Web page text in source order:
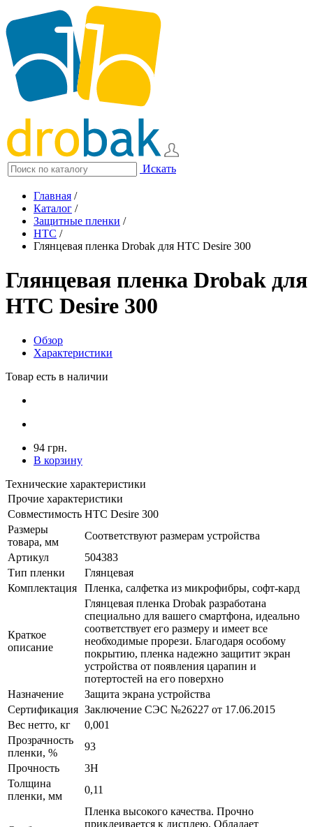
Искать
Главная /
Каталог /
Защитные пленки /
HTC /
Глянцевая пленка Drobak для HTC Desire 300
Глянцевая пленка Drobak для
HTC Desire 300
Обзор
Характеристики
Товар есть в наличии
94 грн.
В корзину
Технические характеристики
Прочие характеристики
Совместимость HTC Desire 300
Размеры
товара, мм
Соответствуют размерам устройства
Артикул
504383
Тип пленки
Глянцевая
Комплектация
Пленка, салфетка из микрофибры, софт-кард
Краткое
описание
Глянцевая пленка Drobak разработана
специально для вашего смартфона, идеально
соответствует его размеру и имеет все
необходимые прорези. Благодаря особому
покрытию, пленка надежно защитит экран
устройства от появления царапин и
потертостей на его поверхно
Назначение
Защита экрана устройства
Сертификация Заключение СЭС №26227 от 17.06.2015
Вес нетто, кг
0,001
Прозрачность
пленки, %
93
Прочность
3H
Толщина
пленки, мм
0,11
Пленка высокого качества. Прочно
приклеивается к дисплею. Обладает